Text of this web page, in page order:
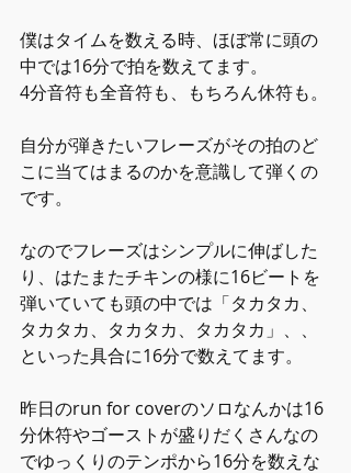
僕はタイムを数える時、ほぼ常に頭の
中では16分で拍を数えてます。
4分音符も全音符も、もちろん休符も。
自分が弾きたいフレーズがその拍のど
こに当てはまるのかを意識して弾くの
です。
なのでフレーズはシンプルに伸ばした
り、はたまたチキンの様に16ビートを
弾いていても頭の中では「タカタカ、
タカタカ、タカタカ、タカタカ」、、
といった具合に16分で数えてます。
昨日のrun for coverのソロなんかは16
分休符やゴーストが盛りだくさんなの
でゆっくりのテンポから16分を数えな